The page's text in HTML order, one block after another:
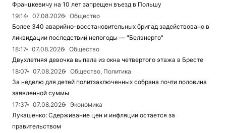
Францкевичу на 10 лет запрещен въезд в Польшу
19:14
07.08.2026
Общество
Более 340 аварийно-восстановительных бригад задействовано в
ликвидации последствий непогоды — "Белэнерго"
18:17
07.08.2026
Общество
Двухлетняя девочка выпала из окна четвертого этажа в Бресте
18:07
07.08.2026
Общество, Политика
За неделю для детей политзаключенных собрана почти половина
заявленной суммы
17:37
07.08.2026
Экономика
Лукашенко: Сдерживание цен и инфляции остается за
правительством